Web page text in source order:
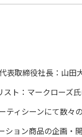
表取締役社長：山田
ト：マークローズ
ティシーンにて数々
ション商品の企画・